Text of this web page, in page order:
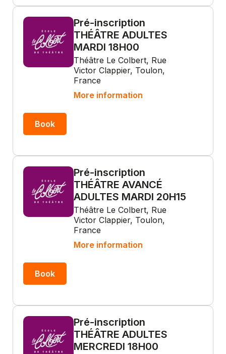
Pré-inscription
THÉÂTRE ADULTES
MARDI 18H00
Théâtre Le Colbert, Rue
Victor Clappier, Toulon,
France
More information
Book
Pré-inscription
THÉÂTRE AVANCÉ
ADULTES MARDI 20H15
Théâtre Le Colbert, Rue
Victor Clappier, Toulon,
France
More information
Book
Pré-inscription
THÉÂTRE ADULTES
MERCREDI 18H00